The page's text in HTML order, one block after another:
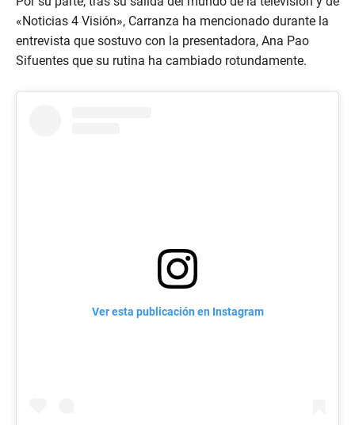
«Noticias 4 Visión», Carranza ha mencionado durante la
entrevista que sostuvo con la presentadora, Ana Pao
Sifuentes que su rutina ha cambiado rotundamente.
Ver esta publicación en Instagram